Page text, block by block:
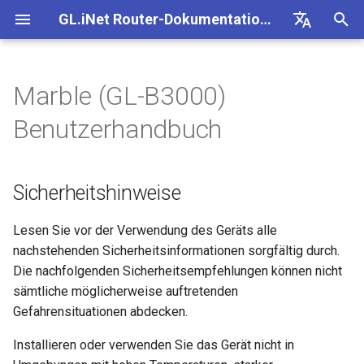
GL.iNet Router-Dokumentation 4
Polski
h
w
i
r
d
i
n
Sicherheitshinweise
Lieferumfang
So richten Sie Marble ein
1. Einschalten
2. Gerät verbinden
3. Im Web-Admin-Panel
Internet Ersteinrichtung
Verbindung mit
Hotspot mit Captive Portal
Problemhinweis für GL-
MT2500/GL-X3000/GL-
X2000 bei Problemen mit
SIM-Karten
Fehlerbehebung
Kein Zugriff auf das
webbasierte Admin Panel
iPhone-5G-Hotspot kann
gescannt werden
iPhone-Tethering
Leitfaden zur
VPN
OpenVPN einrichten
VPN Kill Switch
TCP oder UDP
Upgrade
Firmware herunterladen
Weitere Themen
Status der LED-Anzeige
WAN in LAN ändern
Zugriff auf GL.iNet und
Verbindung mit Starlink
VPN OpenVPN-Client einrichten
VPN-Obfuskation
NordVPN mit einer
Surfshark mit einer
SMS
Quectel-Modul
Status der Carrier
Aggregation prüfen
einrichten
eSIM
eSIM-Physikkarte mit
GL.iNet-Routern
GoodCloud
Site-to-Site
Network
Verbindung mit EAP-
Netzwerk
Points und Sendeleistung
verstehen
Drop-in Gateway einrichten
Hauptrouter einrichten
Weitere Themen
Client-Geräte blockieren
vorhanden ist
Router aktualisieren oder
downgraden
Internetverbindung Internet
Tethering
Cellular
WLAN
Clients
Clients
Cloud-Dienste
GoodCloud
VPN
VPN Dashboard
OpenVPN-Server
WireGuard-Client
Anwendungen
Plug-ins
AdGuard Home
Kindersicherung
Tailscale
Netzwerk
Firewall
LAN
Gastnetzwerk
DNS
DPI-Engine
QoS
SQM
Portweiterleitung
NAT-Modus
Übersicht
Admin-Passwort
Display-Verwaltung
Zeitzone
Firmware v4.9
Unsere neuen Produkte
kennenlernen
Marble (GL-B3000)
Benutzerhandbuch
Sicherheitshinweise
Lesen Sie vor der Verwendung des Geräts alle
nachstehenden Sicherheitsinformationen sorgfältig durch.
Die nachfolgenden Sicherheitsempfehlungen können nicht
sämtliche möglicherweise auftretenden
Gefahrensituationen abdecken.
Installieren oder verwenden Sie das Gerät nicht in